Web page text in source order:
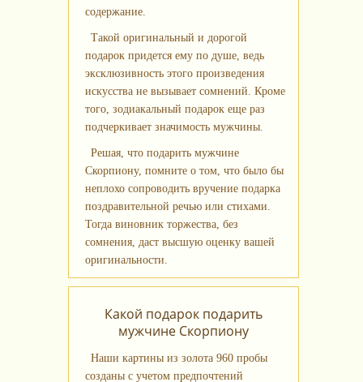
содержание.
Такой оригинальный и дорогой
подарок придется ему по душе, ведь
эксклюзивность этого произведения
искусства не вызывает сомнений. Кроме
того, зодиакальный подарок еще раз
подчеркивает значимость мужчины.
Решая, что подарить мужчине
Скорпиону, помните о том, что было бы
неплохо сопроводить вручение подарка
поздравительной речью или стихами.
Тогда виновник торжества, без
сомнения, даст высшую оценку вашей
оригинальности.
Какой подарок подарить
мужчине Скорпиону
Наши картины из золота 960 пробы
созданы с учетом предпочтений